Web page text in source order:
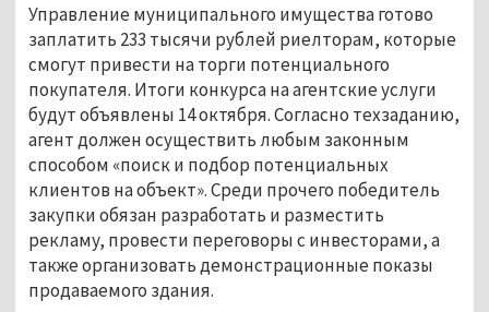
Управление муниципального имущества готово
заплатить 233 тысячи рублей риелторам, которые
смогут привести на торги потенциального
покупателя. Итоги конкурса на агентские услуги
будут объявлены 14 октября. Согласно техзаданию,
агент должен осуществить любым законным
способом «поиск и подбор потенциальных
клиентов на объект». Среди прочего победитель
закупки обязан разработать и разместить
рекламу, провести переговоры с инвесторами, а
также организовать демонстрационные показы
продаваемого здания.